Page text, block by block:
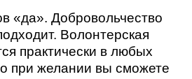
«да». Добровольчество
Волонтерская
практически в любых
при желании вы сможете